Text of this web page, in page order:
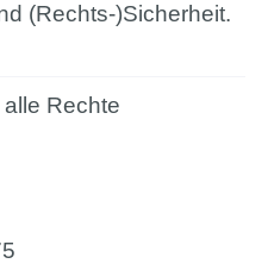
(Rechts-)Sicherheit.
Rechte